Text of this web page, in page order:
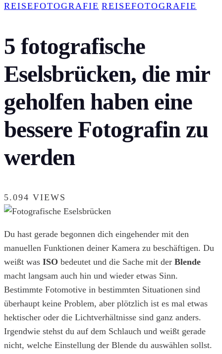
REISEFOTOGRAFIE REISEFOTOGRAFIE
5 fotografische
Eselsbrücken, die mir
geholfen haben eine
bessere Fotografin zu
werden
5.094 VIEWS
Du hast gerade begonnen dich eingehender mit den
manuellen Funktionen deiner Kamera zu beschäftigen. Du
weißt was ISO bedeutet und die Sache mit der Blende
macht langsam auch hin und wieder etwas Sinn.
Bestimmte Fotomotive in bestimmten Situationen sind
überhaupt keine Problem, aber plötzlich ist es mal etwas
hektischer oder die Lichtverhältnisse sind ganz anders.
Irgendwie stehst du auf dem Schlauch und weißt gerade
nicht, welche Einstellung der Blende du auswählen sollst.